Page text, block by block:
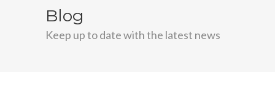
Blog
Keep up to date with the latest news